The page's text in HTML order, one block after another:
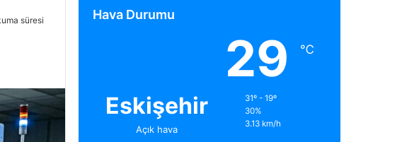
süresi Hava Durumu
Eskişehir
Açık hava
29 ℃
31º - 19º
30%
3.13 km/h